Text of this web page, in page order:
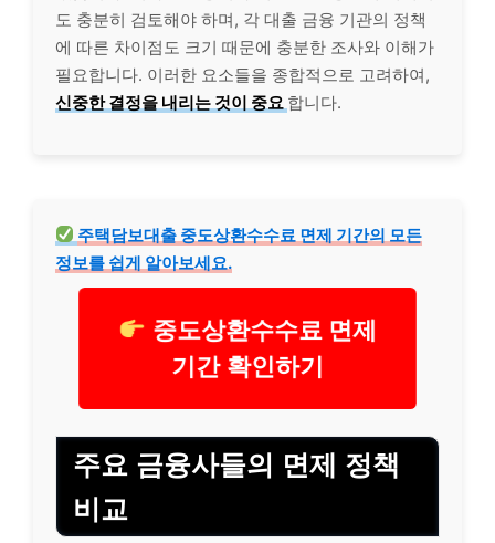
도 충분히 검토해야 하며, 각 대출 금융 기관의 정책
에 따른 차이점도 크기 때문에 충분한 조사와 이해가
필요합니다. 이러한 요소들을 종합적으로 고려하여,
신중한 결정을 내리는 것이 중요 합니다.
주택담보대출 중도상환수수료 면제 기간의 모든
정보를 쉽게 알아보세요.
중도상환수수료 면제
기간 확인하기
주요 금융사들의 면제 정책
비교